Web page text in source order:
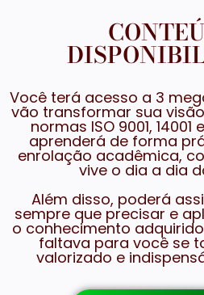
Você terá acesso a 3
vão transformar sua
normas ISO 9001, 14001
aprenderá de forma
enrolação acadêmica,
vive o dia a dia
Além disso, poderá
sempre que precisar e
o conhecimento
faltava para você se
valorizado e